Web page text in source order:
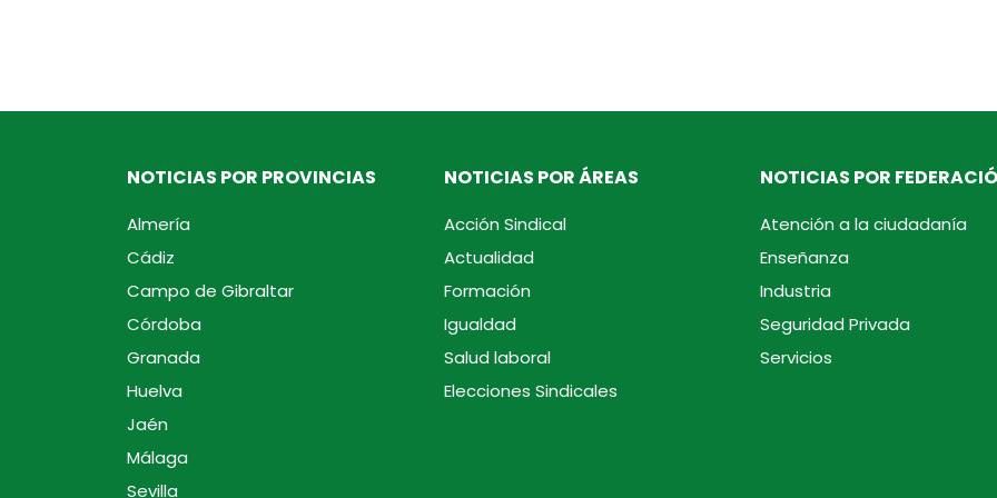
NOTICIAS POR PROVINCIAS
Almería
Cádiz
Campo de Gibraltar
Córdoba
Granada
Huelva
Jaén
Málaga
Sevilla
NOTICIAS POR ÁREAS
Acción Sindical
Actualidad
Formación
Igualdad
Salud laboral
Elecciones Sindicales
NOTICIAS POR
Atención a la ciudadanía
Enseñanza
Industria
Seguridad Privada
Servicios